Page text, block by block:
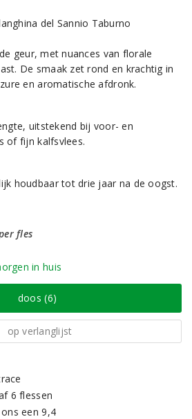
geur, met nuances van florale
De smaak zet rond en krachtig in
en aromatische afdronk.
uitstekend bij voor- en
of fijn kalfsvlees.
houdbaar tot drie jaar na de oogst.
fles
in huis
doos (6)
op verlanglijst
6 flessen
een 9,4